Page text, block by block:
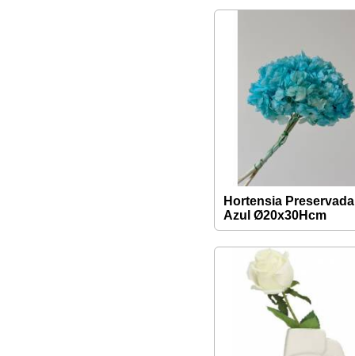
Hortensia Preservada
Azul Ø20x30Hcm